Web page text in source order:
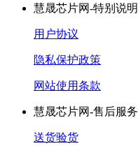
慧晟芯片网-特别说明
用户协议
隐私保护政策
网站使用条款
慧晟芯片网-售后服务
送货验货